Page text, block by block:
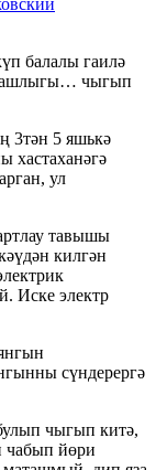
балалы гаилә
башлыгы… чыгып
3тән 5 яшькә
хастаханәгә
ул
тавышы
килгән
Иске электр
сүндерергә
чыгып китә,
чабып йөри